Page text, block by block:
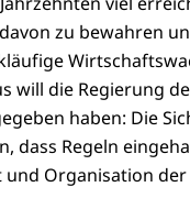
zu bewahren
will die Regierung
haben: Die
dass Regeln
Organisation